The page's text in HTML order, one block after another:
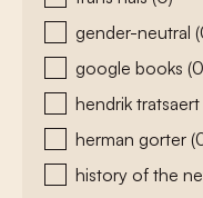
gender-neutral
google books
hendrik tratsaert
herman gorter
history of the